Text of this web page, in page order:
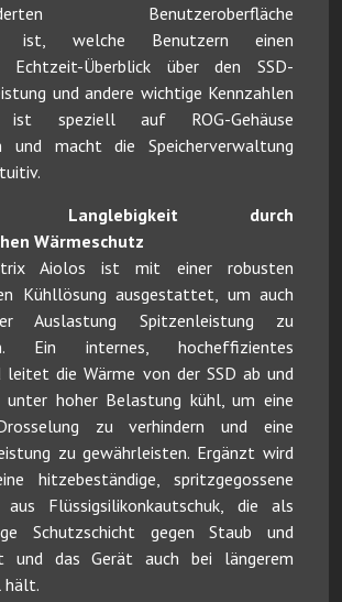
Benutzeroberfläche
ist, welche Benutzern einen
Echtzeit-Überblick über den SSD-
und andere wichtige Kennzahlen
speziell auf ROG-Gehäuse
und macht die Speicherverwaltung
Langlebigkeit durch
Wärmeschutz
Aiolos ist mit einer robusten
Kühllösung ausgestattet, um auch
Auslastung Spitzenleistung zu
Ein internes, hocheffizientes
leitet die Wärme von der SSD ab und
hoher Belastung kühl, um eine
zu verhindern und eine
zu gewährleisten. Ergänzt wird
hitzebeständige, spritzgegossene
aus Flüssigsilikonkautschuk, die als
Schutzschicht gegen Staub und
und das Gerät auch bei längerem
hält.